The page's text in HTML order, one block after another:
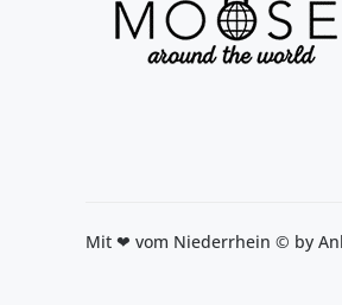
Mit ❤ vom Niederrhein © by